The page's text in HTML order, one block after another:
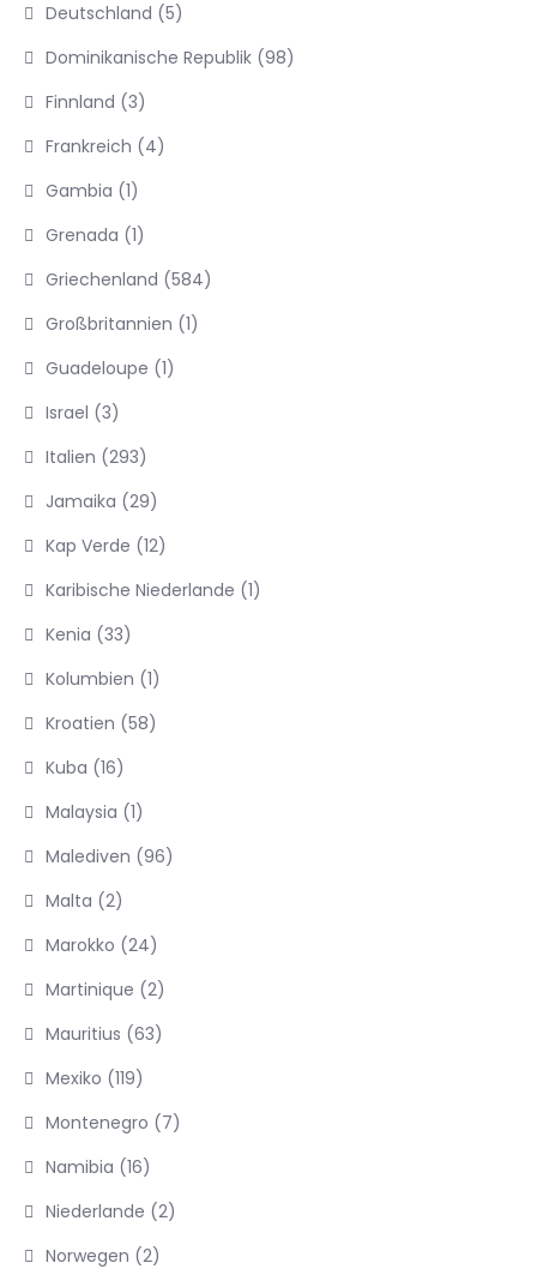
Deutschland (5)
Dominikanische Republik (98)
Finnland (3)
Frankreich (4)
Gambia (1)
Grenada (1)
Griechenland (584)
Großbritannien (1)
Guadeloupe (1)
Israel (3)
Italien (293)
Jamaika (29)
Kap Verde (12)
Karibische Niederlande (1)
Kenia (33)
Kolumbien (1)
Kroatien (58)
Kuba (16)
Malaysia (1)
Malediven (96)
Malta (2)
Marokko (24)
Martinique (2)
Mauritius (63)
Mexiko (119)
Montenegro (7)
Namibia (16)
Niederlande (2)
Norwegen (2)